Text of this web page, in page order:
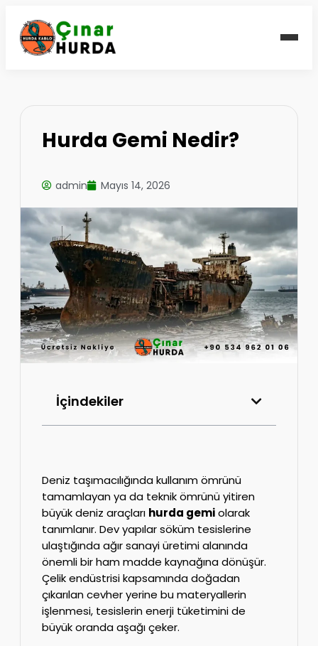
Hurda Gemi Nedir?
admin Mayıs 14, 2026
İçindekiler
Deniz taşımacılığında kullanım ömrünü
tamamlayan ya da teknik ömrünü yitiren
büyük deniz araçları hurda gemiolarak
tanımlanır. Dev yapılar söküm tesislerine
ulaştığında ağır sanayi üretimi alanında
önemli bir ham madde kaynağına dönüşür.
Çelik endüstrisi kapsamında doğadan
çıkarılan cevher yerine bu materyallerin
işlenmesi, tesislerin enerji tüketimini de
büyük oranda aşağı çeker.